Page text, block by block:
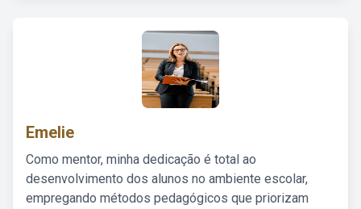
Emelie
Como mentor, minha dedicação é total ao
desenvolvimento dos alunos no ambiente escolar,
empregando métodos pedagógicos que priorizam